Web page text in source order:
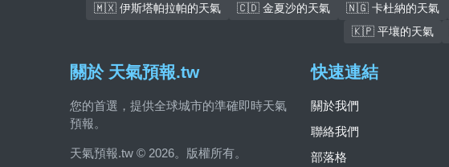
🇲🇽 伊斯塔帕拉帕的天氣 🇨🇩 金夏沙的天氣 🇳🇬 卡杜納的天氣
🇰🇵 平壤的天氣
關於 天氣預報.tw
您的首選，提供全球城市的準確即時天氣
預報。
天氣預報.tw © 2026。版權所有。
快速連結
關於我們
聯絡我們
部落格